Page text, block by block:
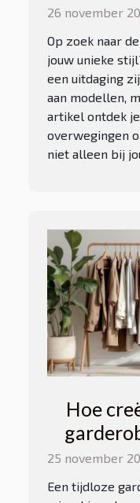
26 november
Op zoek naar
jouw unieke
een uitdaging
aan modellen,
artikel ontdek
overwegingen
niet alleen bij
Hoe
25 november
Een tijdloze